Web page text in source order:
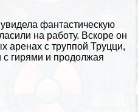
фантастическую
на работу. Вскоре он
аренах с труппой Труцци,
с гирями и продолжая